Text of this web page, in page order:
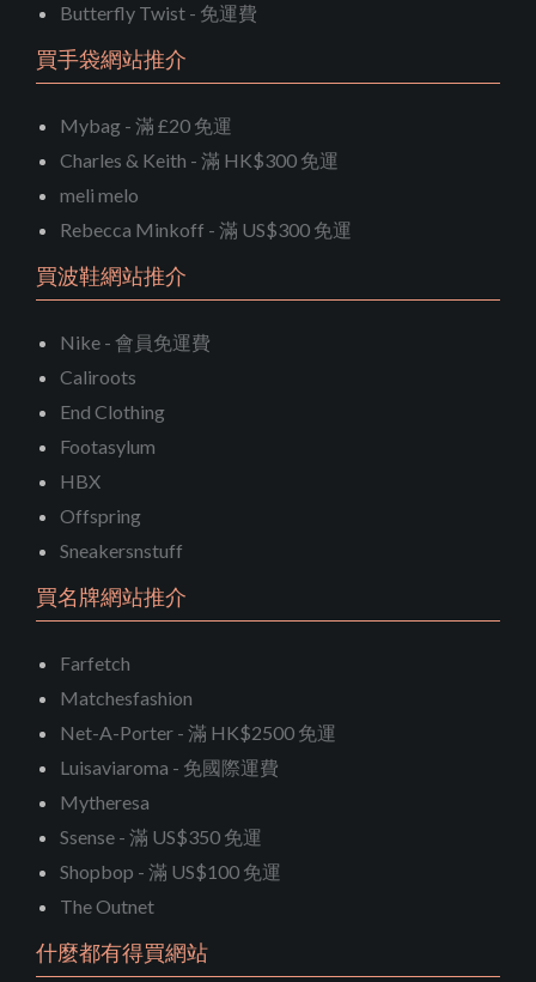
Butterfly Twist - 免運費
買手袋網站推介
Mybag - 滿 £20 免運
Charles & Keith - 滿 HK$300 免運
meli melo
Rebecca Minkoff - 滿 US$300 免運
買波鞋網站推介
Nike - 會員免運費
Caliroots
End Clothing
Footasylum
HBX
Offspring
Sneakersnstuff
買名牌網站推介
Farfetch
Matchesfashion
Net-A-Porter - 滿 HK$2500 免運
Luisaviaroma - 免國際運費
Mytheresa
Ssense - 滿 US$350 免運
Shopbop - 滿 US$100 免運
The Outnet
什麼都有得買網站